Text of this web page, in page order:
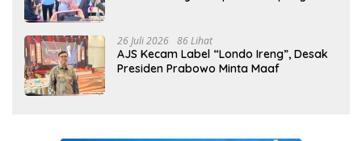
26 Juli 2026 86 Lihat
AJS Kecam Label “Londo Ireng”, Desak
Presiden Prabowo Minta Maaf